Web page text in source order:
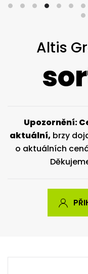
Altis
Upozornění:
aktuální,brzy
o aktuálních